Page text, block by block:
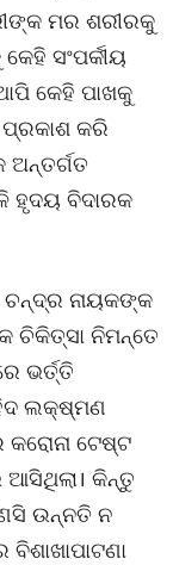
ମର ଶରୀରକୁ
ସଂପର୍କୀୟ
କେହି ପାଖକୁ
କରି
ହୃଦୟ ବିଦାରକ
ଚନ୍ଦ୍ର ନାୟକଙ୍କ
ଚିକିତ୍ସା ନିମନ୍ତେ
ଭର୍ତ୍ତି
ଲକ୍ଷ୍ମଣ
କରୋନା ଟେଷ୍ଟ
ଆସିଥିଲା। କିନ୍ତୁ
ଉନ୍ନତି ନ